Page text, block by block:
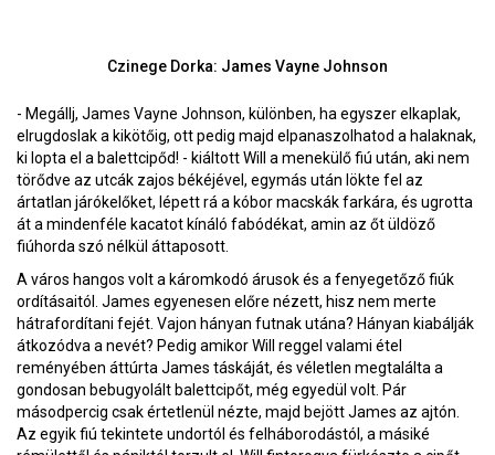
Czinege Dorka: James Vayne Johnson
- Megállj, James Vayne Johnson, különben, ha egyszer elkaplak,
elrugdoslak a kikötőig, ott pedig majd elpanaszolhatod a halaknak,
ki lopta el a balettcipőd! - kiáltott Will a menekülő fiú után, aki nem
törődve az utcák zajos békéjével, egymás után lökte fel az
ártatlan járókelőket, lépett rá a kóbor macskák farkára, és ugrotta
át a mindenféle kacatot kínáló fabódékat, amin az őt üldöző
fiúhorda szó nélkül áttaposott.
A város hangos volt a káromkodó árusok és a fenyegetőző fiúk
ordításaitól. James egyenesen előre nézett, hisz nem merte
hátrafordítani fejét. Vajon hányan futnak utána? Hányan kiabálják
átkozódva a nevét? Pedig amikor Will reggel valami étel
reményében áttúrta James táskáját, és véletlen megtalálta a
gondosan bebugyolált balettcipőt, még egyedül volt. Pár
másodpercig csak értetlenül nézte, majd bejött James az ajtón.
Az egyik fiú tekintete undortól és felháborodástól, a másiké